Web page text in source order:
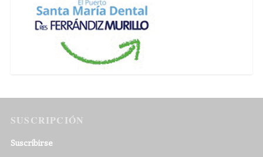
SUSCRIPCIÓN
Suscribirse